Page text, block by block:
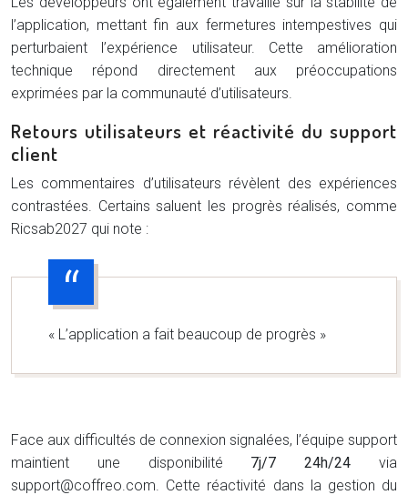
l’application, mettant fin aux fermetures intempestives qui
perturbaient l’expérience utilisateur. Cette amélioration
technique répond directement aux préoccupations
exprimées par la communauté d’utilisateurs.
Retours utilisateurs et réactivité du support
client
Les commentaires d’utilisateurs révèlent des expériences
contrastées. Certains saluent les progrès réalisés, comme
Ricsab2027 qui note :
« L’application a fait beaucoup de progrès »
Face aux difficultés de connexion signalées, l’équipe support
maintient une disponibilité 7j/7 24h/24 via
support@coffreo.com. Cette réactivité dans la gestion du